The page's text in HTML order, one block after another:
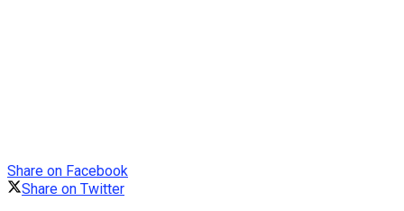
Share on Facebook
Share on Twitter